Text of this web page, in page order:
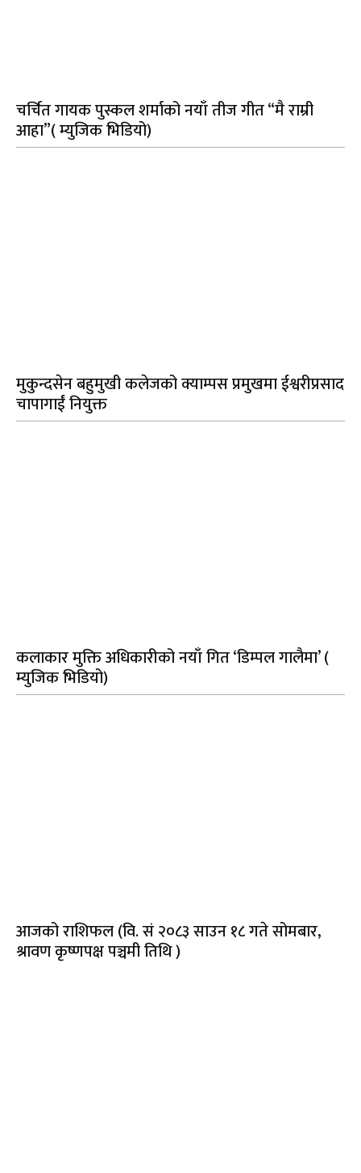
चर्चित गायक पुस्कल शर्माको नयाँ तीज गीत “मै राम्री
आहा”( म्युजिक भिडियो)
मुकुन्दसेन बहुमुखी कलेजको क्याम्पस प्रमुखमा ईश्वरीप्रसाद
चापागाईं नियुक्त
कलाकार मुक्ति अधिकारीको नयाँ गित ‘डिम्पल गालैमा’ (
म्युजिक भिडियो)
आजको राशिफल (वि. सं २०८३ साउन १८ गते सोमबार,
श्रावण कृष्णपक्ष पञ्चमी तिथि )